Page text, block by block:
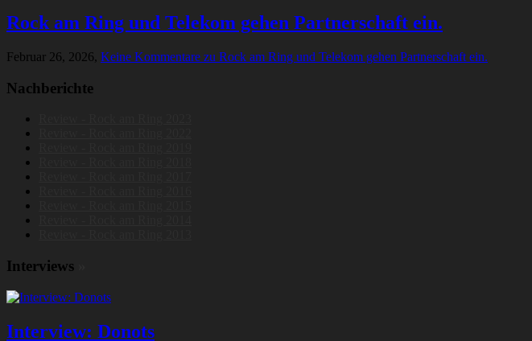
Rock am Ring und Telekom gehen Partnerschaft ein.
Februar 26, 2026, Keine Kommentare zu Rock am Ring und Telekom gehen Partnerschaft ein.
Nachberichte
Interviews
Interview: Donots